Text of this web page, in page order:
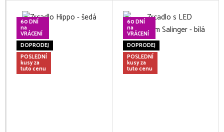
60 DNÍ
na
VRÁCENÍ
DOPRODEJ
POSLEDNÍ
kusy za
tuto cenu
60 DNÍ
na
VRÁCENÍ
DOPRODEJ
POSLEDNÍ
kusy za
tuto cenu